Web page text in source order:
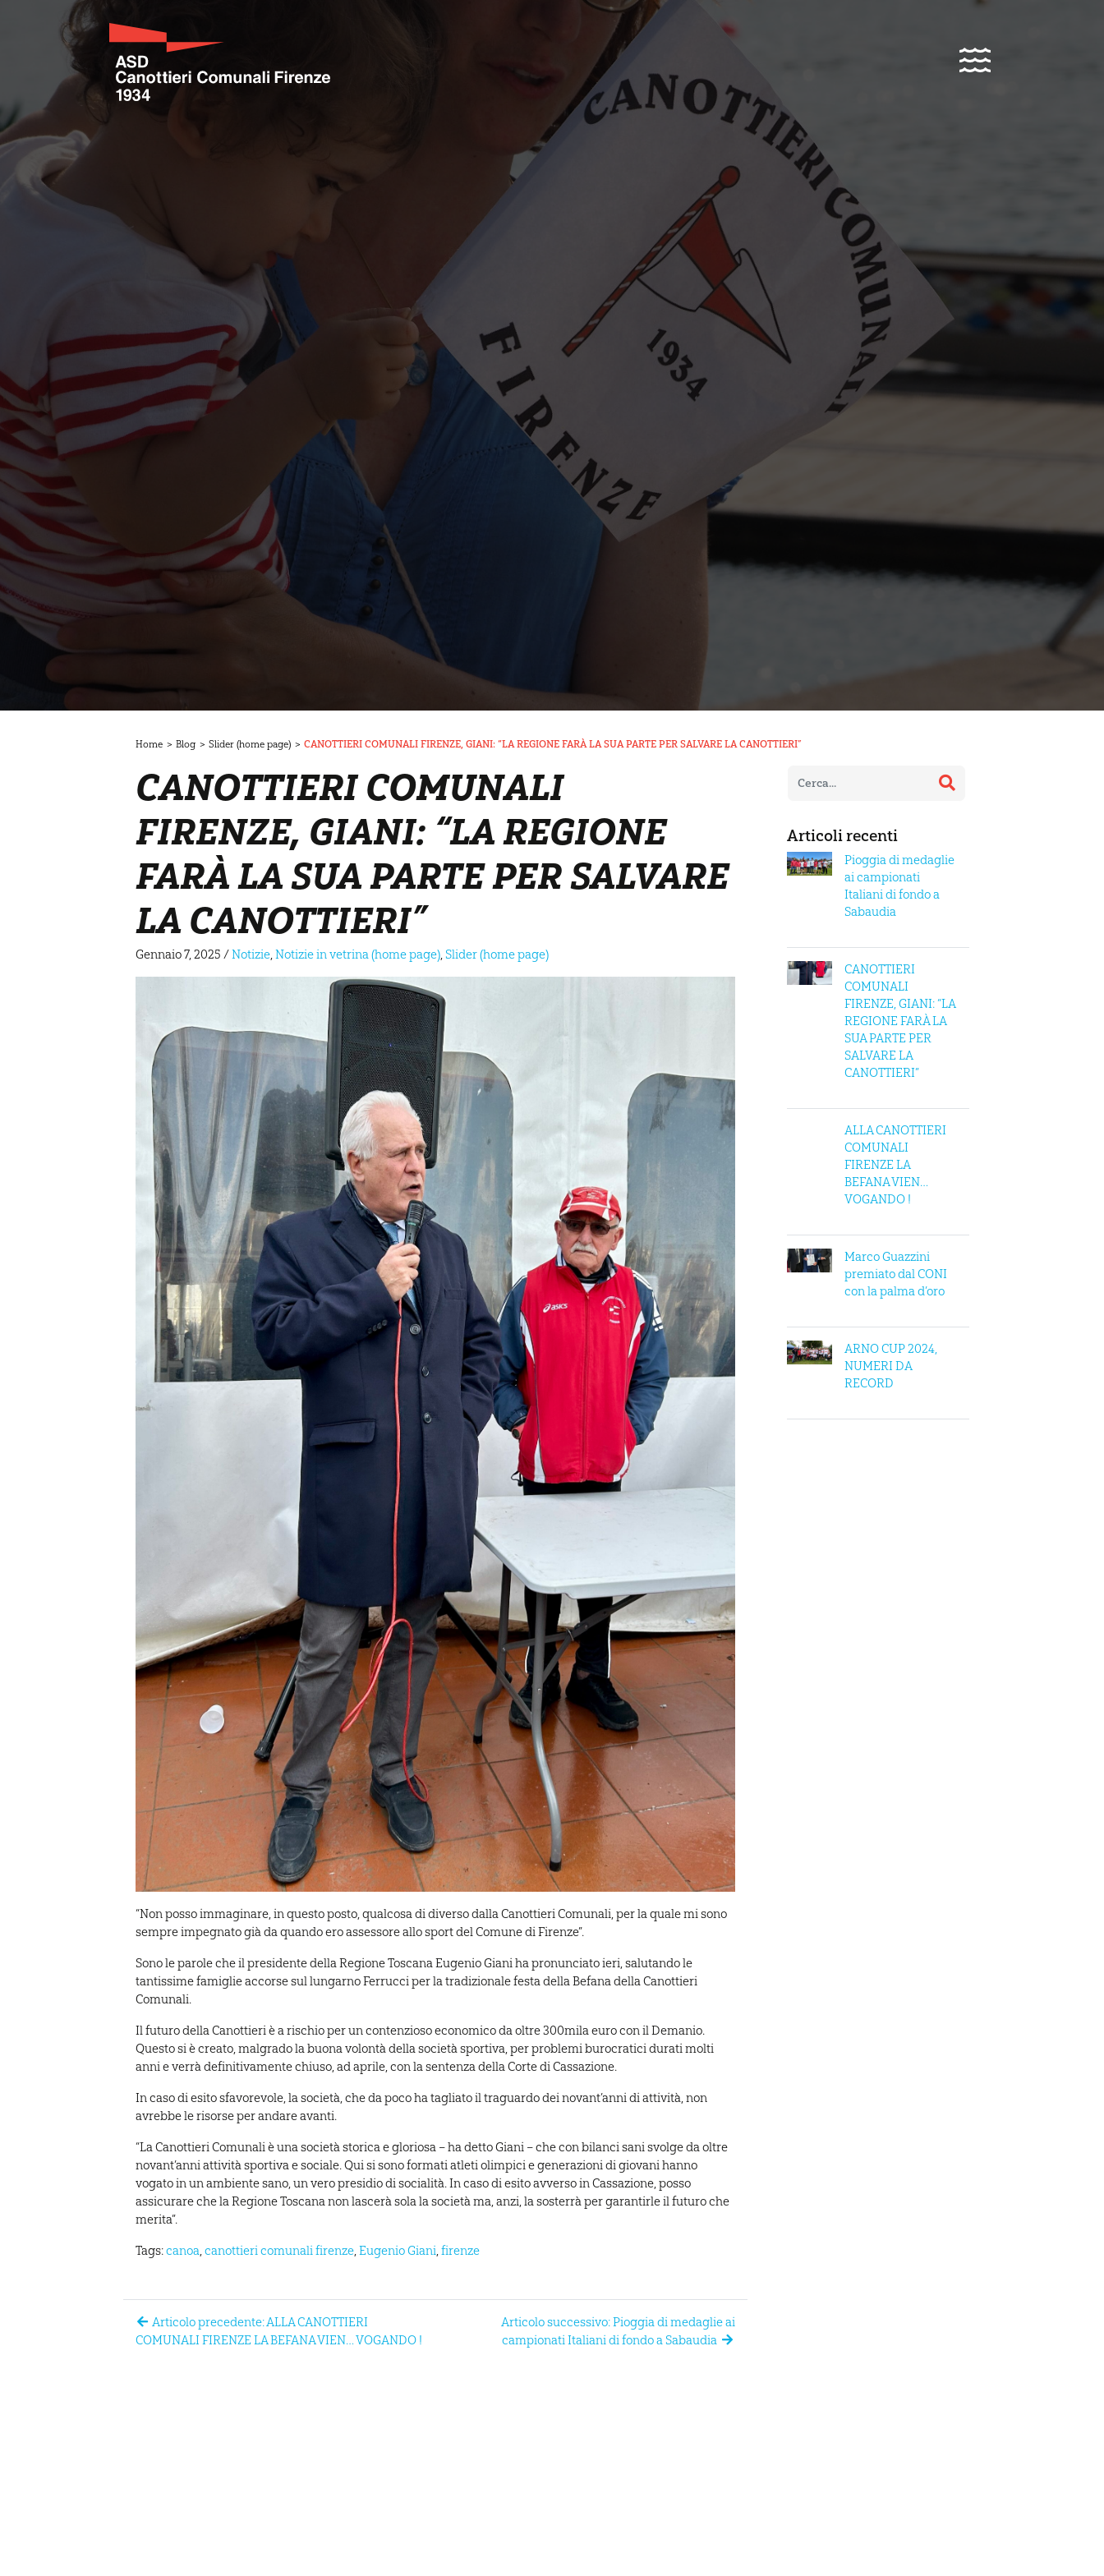
Home > Blog > Slider (home page) > CANOTTIERI COMUNALI FIRENZE, GIANI: “LA REGIONE FARÀ LA SUA PARTE PER SALVARE LA CANOTTIERI”
CANOTTIERI COMUNALI
FIRENZE, GIANI: “LA REGIONE
FARÀ LA SUA PARTE PER SALVARE
LA CANOTTIERI”
Gennaio 7, 2025 /Notizie, Notizie in vetrina (home page), Slider (home page)
“Non posso immaginare, in questo posto, qualcosa di diverso dalla Canottieri Comunali, per la quale mi sono
sempre impegnato già da quando ero assessore allo sport del Comune di Firenze”.
Sono le parole che il presidente della Regione Toscana Eugenio Giani ha pronunciato ieri, salutando le
tantissime famiglie accorse sul lungarno Ferrucci per la tradizionale festa della Befana della Canottieri
Comunali.
Il futuro della Canottieri è a rischio per un contenzioso economico da oltre 300mila euro con il Demanio.
Questo si è creato, malgrado la buona volontà della società sportiva, per problemi burocratici durati molti
anni e verrà definitivamente chiuso, ad aprile, con la sentenza della Corte di Cassazione.
In caso di esito sfavorevole, la società, che da poco ha tagliato il traguardo dei novant’anni di attività, non
avrebbe le risorse per andare avanti.
“La Canottieri Comunali è una società storica e gloriosa – ha detto Giani – che con bilanci sani svolge da oltre
novant’anni attività sportiva e sociale. Qui si sono formati atleti olimpici e generazioni di giovani hanno
vogato in un ambiente sano, un vero presidio di socialità. In caso di esito avverso in Cassazione, posso
assicurare che la Regione Toscana non lascerà sola la società ma, anzi, la sosterrà per garantirle il futuro che
merita”.
Tags:canoa,canottieri comunali firenze,Eugenio Giani,firenze
Articolo precedente: ALLA CANOTTIERI
COMUNALI FIRENZE LA BEFANA VIEN… VOGANDO !
Articolo successivo: Pioggia di medaglie ai
campionati Italiani di fondo a Sabaudia
Articoli recenti
Pioggia di medaglie
ai campionati
Italiani di fondo a
Sabaudia
CANOTTIERI
COMUNALI
FIRENZE, GIANI: “LA
REGIONE FARÀ LA
SUA PARTE PER
SALVARE LA
CANOTTIERI”
ALLA CANOTTIERI
COMUNALI
FIRENZE LA
BEFANA VIEN…
VOGANDO !
Marco Guazzini
premiato dal CONI
con la palma d’oro
ARNO CUP 2024,
NUMERI DA
RECORD